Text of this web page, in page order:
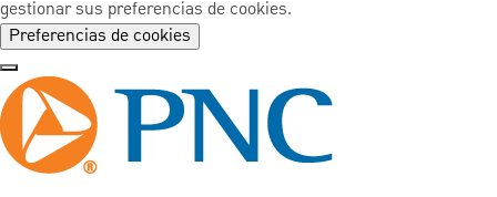
gestionar sus preferencias de cookies.
Preferencias de cookies